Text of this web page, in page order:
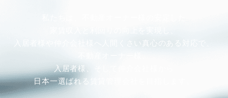
入居者様や仲介会社様へ人間くさい真心のある対応で、
入居者様、そして仲介会社様から
日本一選ばれる賃貸管理会社を目指します。